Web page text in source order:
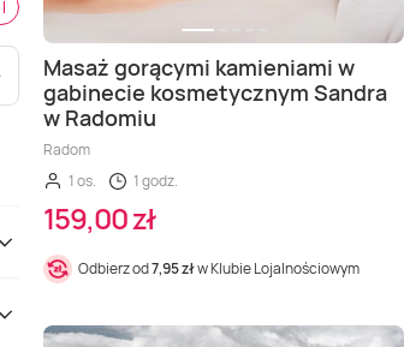
Masaż gorącymi kamieniami w
gabinecie kosmetycznym Sandra
w Radomiu
Radom
1 os.
1 godz.
159,00 zł
Odbierz od7,95 złw Klubie Lojalnościowym